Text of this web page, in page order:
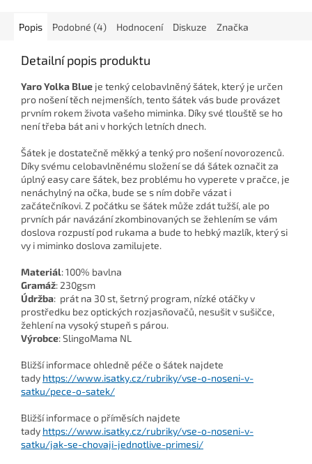
Popis Podobné (4) Hodnocení Diskuze Značka
Detailní popis produktu
Yaro Yolka Blue je tenký celobavlněný šátek, který je určen
pro nošení těch nejmenších, tento šátek vás bude provázet
prvním rokem života vašeho miminka. Díky své tlouště se ho
není třeba bát ani v horkých letních dnech.
Šátek je dostatečně měkký a tenký pro nošení novorozenců.
Díky svému celobavlněnému složení se dá šátek označit za
úplný easy care šátek, bez problému ho vyperete v pračce, je
nenáchylný na očka, bude se s ním dobře vázat i
začátečníkovi. Z počátku se šátek může zdát tužší, ale po
prvních pár navázání zkombinovaných se žehlením se vám
doslova rozpustí pod rukama a bude to hebký mazlík, který si
vy i miminko doslova zamilujete.
Materiál: 100% bavlna
Gramáž: 230gsm
Údržba: prát na 30 st, šetrný program, nízké otáčky v
prostředku bez optických rozjasňovačů, nesušit v sušičce,
žehlení na vysoký stupeň s párou.
Výrobce: SlingoMama NL
Bližší informace ohledně péče o šátek najdete
tady https://www.isatky.cz/rubriky/vse-o-noseni-v-
satku/pece-o-satek/
Bližší informace o příměsích najdete
tady https://www.isatky.cz/rubriky/vse-o-noseni-v-
satku/jak-se-chovaji-jednotlive-primesi/